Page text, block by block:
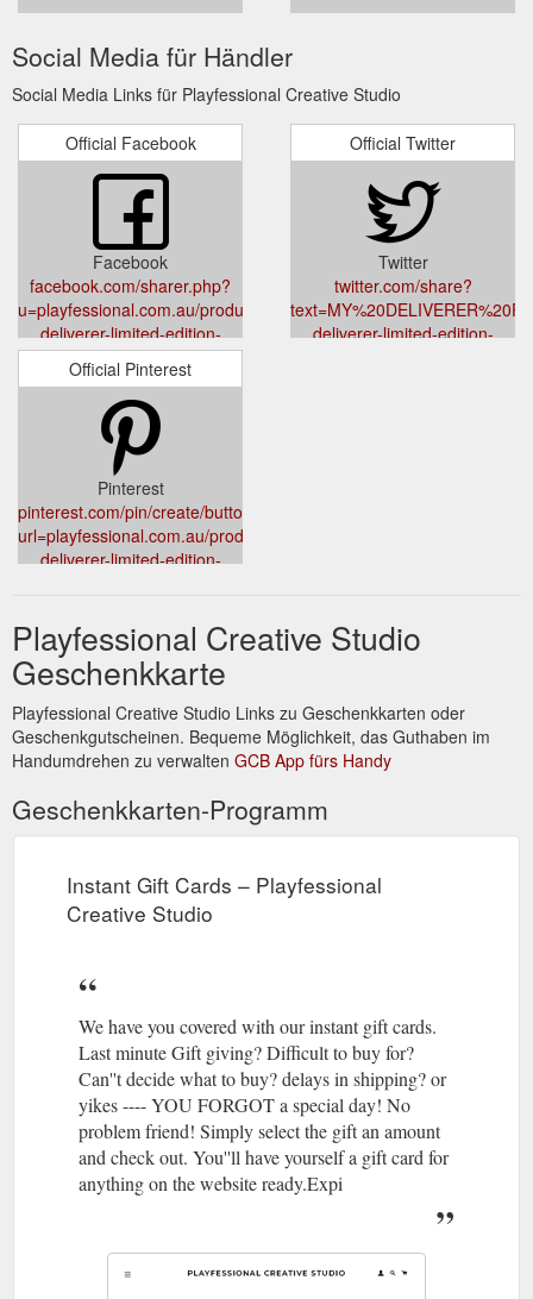
Social Media für Händler
Social Media Links für Playfessional Creative Studio
Official Facebook
Facebook
facebook.com/sharer.php?
u=playfessional.com.au/products/my-
deliverer-limited-edition-
canvas-print
Official Twitter
Twitter
twitter.com/share?
deliverer-limited-edition-
Official Pinterest
Pinterest
pinterest.com/pin/create/button/?
url=playfessional.com.au/products/my-
deliverer-limited-edition-
Deliverer-
Copyright_1024x1024.jpg?
v=1633501886&description=MY%20DELIVERER%20Prints
Playfessional Creative Studio
Geschenkkarte
Playfessional Creative Studio Links zu Geschenkkarten oder
Geschenkgutscheinen. Bequeme Möglichkeit, das Guthaben im
Handumdrehen zu verwalten GCB App fürs Handy
Geschenkkarten-Programm
Instant Gift Cards – Playfessional
Creative Studio
We have you covered with our instant gift cards.
Last minute Gift giving? Difficult to buy for?
Can''t decide what to buy? delays in shipping? or
yikes ---- YOU FORGOT a special day! No
problem friend! Simply select the gift an amount
and check out. You''ll have yourself a gift card for
anything on the website ready.Expi